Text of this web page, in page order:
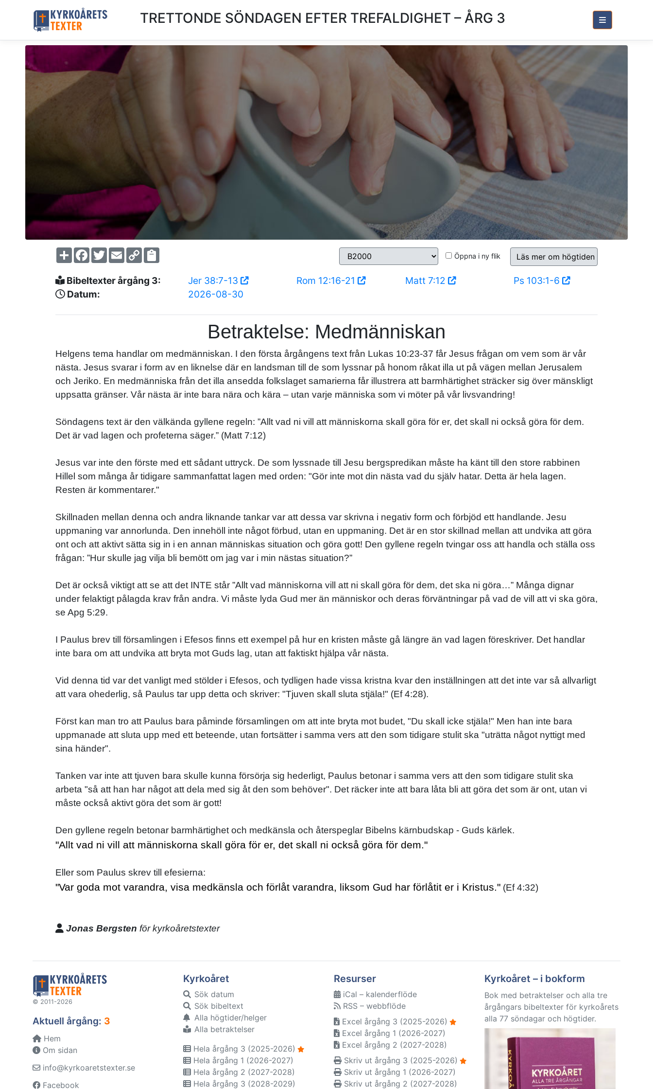
TRETTONDE SÖNDAGEN EFTER TREFALDIGHET – ÅRG 3
ShareFacebook
TwitterEmailCopy
Link Öppna i ny flik Läs mer om högtiden
Bibeltexter årgång 3: Jer 38:7-13 Rom 12:16-21 Matt 7:12
Ps 103:1-6
Datum:
2026-08-30
Betraktelse: Medmänniskan
Helgens tema handlar om medmänniskan. I den första årgångens text från Lukas 10:23-37 får Jesus frågan om vem som är vår
nästa. Jesus svarar i form av en liknelse där en landsman till de som lyssnar på honom råkat illa ut på vägen mellan Jerusalem
och Jeriko. En medmänniska från det illa ansedda folkslaget samarierna får illustrera att barmhärtighet sträcker sig över mänskligt
uppsatta gränser. Vår nästa är inte bara nära och kära – utan varje människa som vi möter på vår livsvandring!
Söndagens text är den välkända gyllene regeln: ”Allt vad ni vill att människorna skall göra för er, det skall ni också göra för dem.
Det är vad lagen och profeterna säger.” (Matt 7:12)
Jesus var inte den förste med ett sådant uttryck. De som lyssnade till Jesu bergspredikan måste ha känt till den store rabbinen
Hillel som många år tidigare sammanfattat lagen med orden: "Gör inte mot din nästa vad du själv hatar. Detta är hela lagen.
Resten är kommentarer."
Skillnaden mellan denna och andra liknande tankar var att dessa var skrivna i negativ form och förbjöd ett handlande. Jesu
uppmaning var annorlunda. Den innehöll inte något förbud, utan en uppmaning. Det är en stor skillnad mellan att undvika att göra
ont och att aktivt sätta sig in i en annan människas situation och göra gott! Den gyllene regeln tvingar oss att handla och ställa oss
frågan: ”Hur skulle jag vilja bli bemött om jag var i min nästas situation?”
Det är också viktigt att se att det INTE står ”Allt vad människorna vill att ni skall göra för dem, det ska ni göra…” Många dignar
under felaktigt pålagda krav från andra. Vi måste lyda Gud mer än människor och deras förväntningar på vad de vill att vi ska göra,
se Apg 5:29.
I Paulus brev till församlingen i Efesos finns ett exempel på hur en kristen måste gå längre än vad lagen föreskriver. Det handlar
inte bara om att undvika att bryta mot Guds lag, utan att faktiskt hjälpa vår nästa.
Vid denna tid var det vanligt med stölder i Efesos, och tydligen hade vissa kristna kvar den inställningen att det inte var så allvarligt
att vara ohederlig, så Paulus tar upp detta och skriver: "Tjuven skall sluta stjäla!" (Ef 4:28).
Först kan man tro att Paulus bara påminde församlingen om att inte bryta mot budet, "Du skall icke stjäla!" Men han inte bara
uppmanade att sluta upp med ett beteende, utan fortsätter i samma vers att den som tidigare stulit ska "uträtta något nyttigt med
sina händer".
Tanken var inte att tjuven bara skulle kunna försörja sig hederligt, Paulus betonar i samma vers att den som tidigare stulit ska
arbeta "så att han har något att dela med sig åt den som behöver". Det räcker inte att bara låta bli att göra det som är ont, utan vi
måste också aktivt göra det som är gott!
Den gyllene regeln betonar barmhärtighet och medkänsla och återspeglar Bibelns kärnbudskap - Guds kärlek.
"Allt vad ni vill att människorna skall göra för er, det skall ni också göra för dem."
Eller som Paulus skrev till efesierna:
"Var goda mot varandra, visa medkänsla och förlåt varandra, liksom Gud har förlåtit er i Kristus." (Ef 4:32)
Jonas Bergsten för kyrkoåretstexter
© 2011-2026
Aktuell årgång: 3
Hem
Om sidan
info@kyrkoaretstexter.se
Facebook
Kyrkoåret
Sök datum
Sök bibeltext
Alla högtider/helger
Alla betraktelser
Hela årgång 3 (2025-2026)
Hela årgång 1 (2026-2027)
Hela årgång 2 (2027-2028)
Hela årgång 3 (2028-2029)
Resurser
iCal – kalenderflöde
RSS – webbflöde
Excel årgång 3 (2025-2026)
Excel årgång 1 (2026-2027)
Excel årgång 2 (2027-2028)
Skriv ut årgång 3 (2025-2026)
Skriv ut årgång 1 (2026-2027)
Skriv ut årgång 2 (2027-2028)
Kyrkoåret – i bokform
Bok med betraktelser och alla tre
årgångars bibeltexter för kyrkoårets
alla 77 söndagar och högtider.